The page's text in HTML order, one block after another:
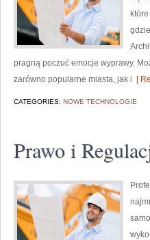
pragną poczuć emocje wyprawy.
zarówno popularne miasta, jak i [
CATEGORIES: NOWE TECHNOLOGIE
Prawo i